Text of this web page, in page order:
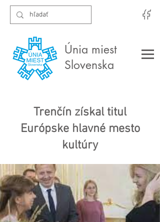
Únia miest
Slovenska
Trenčín získal titul
Európske hlavné mesto
kultúry